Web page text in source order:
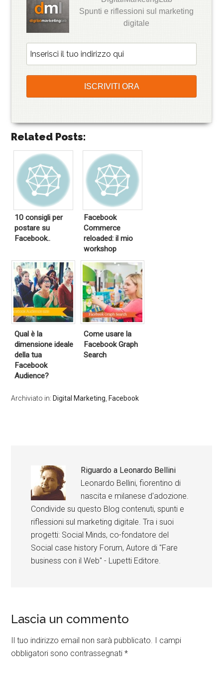
Spunti e riflessioni sul marketing
digitale
Related Posts:
10 consigli per
postare su
Facebook..
Facebook
Commerce
reloaded: il mio
workshop
Qual è la
dimensione ideale
della tua
Facebook
Audience?
Come usare la
Facebook Graph
Search
Archiviato in: Digital Marketing Facebook
Riguardo a Leonardo Bellini
Leonardo Bellini, fiorentino di
nascita e milanese d'adozione.
Condivide su questo Blog contenuti, spunti e
riflessioni sul marketing digitale. Tra i suoi
progetti: Social Minds, co-fondatore del
Social case history Forum, Autore di "Fare
business con il Web" - Lupetti Editore.
Lascia un commento
Il tuo indirizzo email non sarà pubblicato. I campi
obbligatori sono contrassegnati*